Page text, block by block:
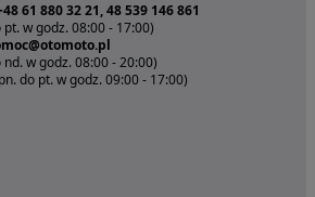
61 880 32 21, 48 539 146 861
w godz. 08:00 - 17:00)
w godz. 08:00 - 20:00)
do pt. w godz. 09:00 - 17:00)